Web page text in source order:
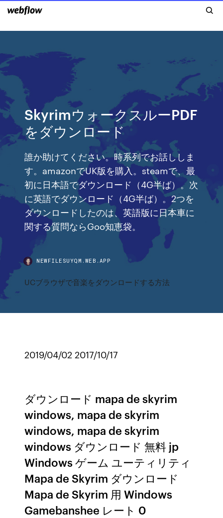
SkyrimウォークスルーPDF
をダウンロード
誰か助けてください。時系列でお話ししま
す。amazonでUK版を購入。steamで、最
初に日本語でダウンロード（4G半ば）。次
に英語でダウンロード（4G半ば）。2つを
ダウンロードしたのは、英語版に日本車に
関する質問ならGoo知恵袋。
NEWFILESUYQM.WEB.APP
UCブラウザで音楽をダウンロードする方法
2019/04/02 2017/10/17
ダウンロード mapa de skyrim
windows, mapa de skyrim
windows, mapa de skyrim
windows ダウンロード 無料 jp
Windows ゲーム ユーティリティ
Mapa de Skyrim ダウンロード
Mapa de Skyrim 用 Windows
Gamebanshee レート 0